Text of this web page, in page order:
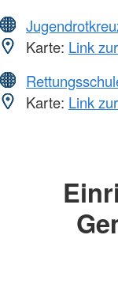
Karte: Link
Karte: Link